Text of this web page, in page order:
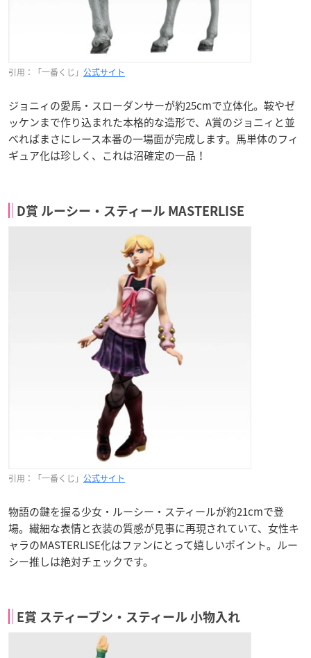
引用：「一番くじ」 公式サイト
ジョニィの愛馬・スローダンサーが約25cmで立体化。鞍やゼ
ッケンまで作り込まれた本格的な造形で、A賞のジョニィと並
べればまさにレース本番の一場面が完成します。馬単体のフィ
ギュア化は珍しく、これは沼確定の一品！
D賞 ルーシー・スティール MASTERLISE
引用：「一番くじ」 公式サイト
物語の鍵を握る少女・ルーシー・スティールが約21cmで登
場。繊細な表情と衣装の質感が見事に再現されていて、女性キ
ャラのMASTERLISE化はファンにとって嬉しいポイント。ルー
シー推しは絶対チェックです。
E賞 スティーブン・スティール 小物入れ